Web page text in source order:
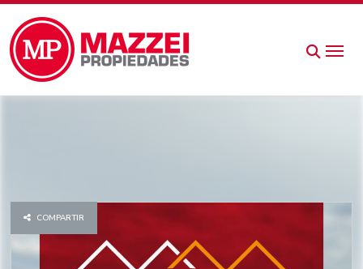
COMPARTIR